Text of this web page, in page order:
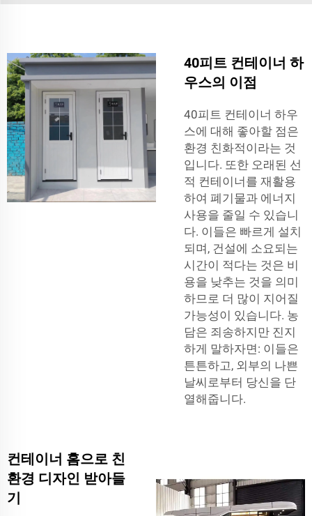
40피트 컨테이너 하
우스의 이점
40피트 컨테이너 하우
스에 대해 좋아할 점은
환경 친화적이라는 것
입니다. 또한 오래된 선
적 컨테이너를 재활용
하여 폐기물과 에너지
사용을 줄일 수 있습니
다. 이들은 빠르게 설치
되며, 건설에 소요되는
시간이 적다는 것은 비
용을 낮추는 것을 의미
하므로 더 많이 지어질
가능성이 있습니다. 농
담은 죄송하지만 진지
하게 말하자면: 이들은
튼튼하고, 외부의 나쁜
날씨로부터 당신을 단
열해줍니다.
컨테이너 홈으로 친
환경 디자인 받아들
기